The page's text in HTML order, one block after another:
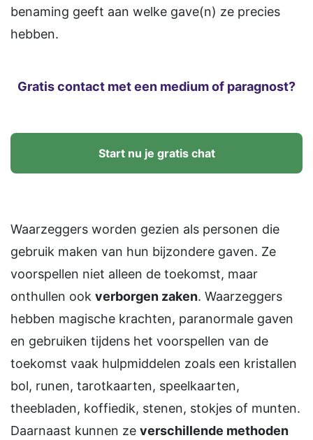
benaming geeft aan welke gave(n) ze precies
hebben.
Gratis contact met een medium of paragnost?
Start nu je gratis chat
Waarzeggers worden gezien als personen die
gebruik maken van hun bijzondere gaven. Ze
voorspellen niet alleen de toekomst, maar
onthullen ook verborgen zaken. Waarzeggers
hebben magische krachten, paranormale gaven
en gebruiken tijdens het voorspellen van de
toekomst vaak hulpmiddelen zoals een kristallen
bol, runen, tarotkaarten, speelkaarten,
theebladen, koffiedik, stenen, stokjes of munten.
Daarnaast kunnen ze verschillende methoden